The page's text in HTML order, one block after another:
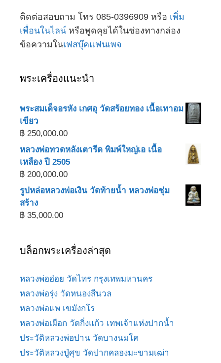
ติดต่อสอบถาม โทร 085-0396909 หรือ เพิ่ม
เพื่อนในไลน์ หรือพูดคุยได้ในช่องทางกล่อง
ข้อความในเฟสบุ๊คแฟนเพจ
พระเครื่องแนะนำ
พระสมเด็จอรหัง เกศอุ วัดสร้อยทอง เนื้อเทาอม
เขียว
฿ 250,000.00
หลวงพ่อทวดหลังเตารีด พิมพ์ใหญ่เอ เนื้อ
เหลือง ปี 2505
฿ 200,000.00
รูปหล่อหลวงพ่อเงิน วัดท้ายน้ำ หลวงพ่อชุ่ม
สร้าง
฿ 35,000.00
บล็อกพระเครื่องล่าสุด
หลวงพ่ออ๋อย วัดไทร กรุงเทพมหานคร
หลวงพ่อรุ่ง วัดหนองสีนวล
หลวงพ่อแพ เขมังกโร
หลวงพ่อเผือก วัดกิ่งแก้ว เทพเจ้าแห่งปากน้ำ
ประวัติหลวงพ่อปาน วัดบางนมโค
ประวัติหลวงปู่ศุข วัดปากคลองมะขามเฒ่า